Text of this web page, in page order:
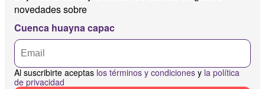
novedades sobre
Cuenca huayna capac
Al suscribirte aceptas los términos y condiciones y la política
de privacidad